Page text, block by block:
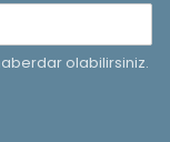
olabilirsiniz.